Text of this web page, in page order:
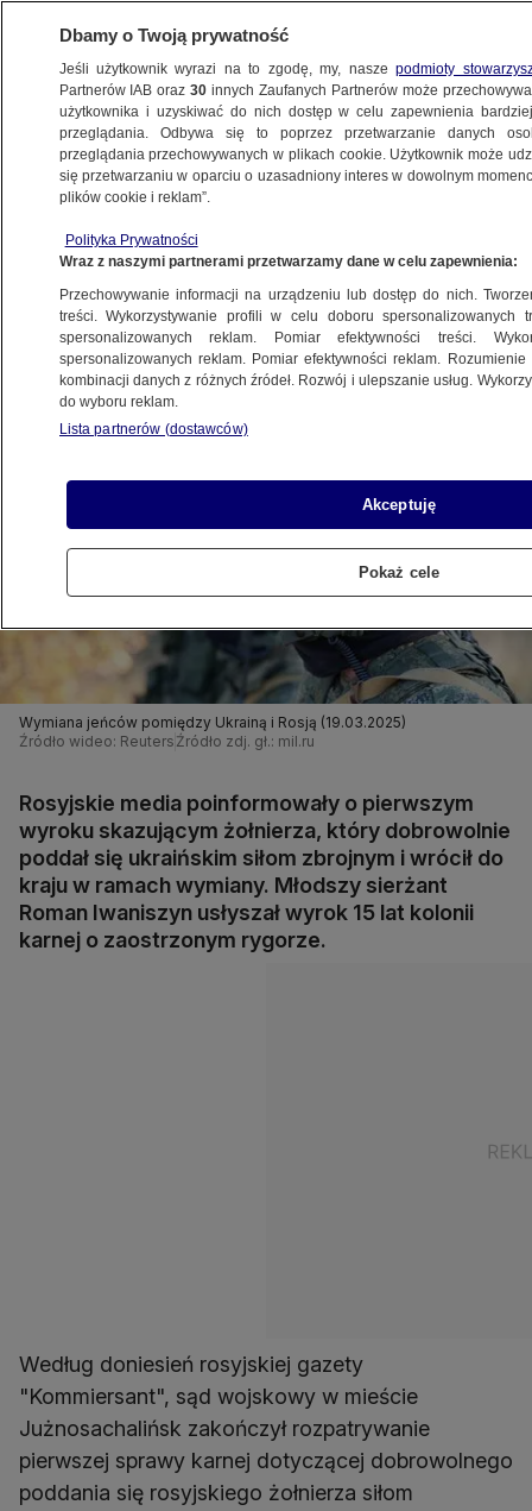
ŚWIAT
Usłyszał wyrok
15.04.2025, 12:47
Udostępnij
Wymiana jeńców pomiędzy Ukrainą i Rosją (19.03.2025)
Źródło wideo: Reuters Źródło zdj. gł.: mil.ru
Rosyjskie media poinformowały o pierwszym
wyroku skazującym żołnierza, który dobrowolnie
poddał się ukraińskim siłom zbrojnym i wrócił do
kraju w ramach wymiany. Młodszy sierżant
Roman Iwaniszyn usłyszał wyrok 15 lat kolonii
karnej o zaostrzonym rygorze.
Według doniesień rosyjskiej gazety
"Kommiersant", sąd wojskowy w mieście
Jużnosachalińsk zakończył rozpatrywanie
pierwszej sprawy karnej dotyczącej dobrowolnego
poddania się rosyjskiego żołnierza siłom
Dbamy o Twoją prywatność
Jeśli użytkownik wyrazi na to zgodę, my, naszepodmioty
Partnerów IAB oraz30 innych Zaufanych Partnerów może
użytkownika i uzyskiwać do nich dostęp w celu zapewnienia
przeglądania. Odbywa się to poprzez przetwarzanie danych
przeglądania przechowywanych w plikach cookie. Użytkownik może
się przetwarzaniu w oparciu o uzasadniony interes w dowolnym
plików cookie i reklam”.
Polityka Prywatności
Wraz z naszymi partnerami przetwarzamy dane w celu zapewnienia:
Przechowywanie informacji na urządzeniu lub dostęp do nich.
treści. Wykorzystywanie profili w celu doboru spersonalizowanych
spersonalizowanych reklam. Pomiar efektywności treści.
spersonalizowanych reklam. Pomiar efektywności reklam.
kombinacji danych z różnych źródeł. Rozwój i ulepszanie usług.
do wyboru reklam.
Lista partnerów (dostawców)
Akceptuję
Pokaż cele